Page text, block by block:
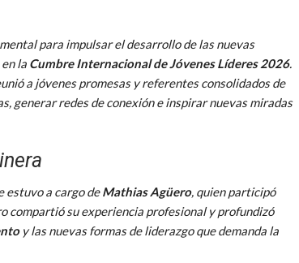
para impulsar el desarrollo de las nuevas
la Cumbre Internacional de Jóvenes Líderes 2026.
a jóvenes promesas y referentes consolidados de
generar redes de conexión e inspirar nuevas miradas
estuvo a cargo deMathias Agüero, quien participó
compartió su experiencia profesional y profundizó
y las nuevas formas de liderazgo que demanda la